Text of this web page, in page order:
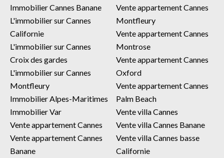
Immobilier Cannes Banane
L'immobilier sur Cannes
Californie
L'immobilier sur Cannes
Croix des gardes
L'immobilier sur Cannes
Montfleury
Immobilier Alpes-Maritimes
Immobilier Var
Vente appartement Cannes
Vente appartement Cannes
Banane
Vente appartement Cannes
Montfleury
Vente appartement Cannes
Montrose
Vente appartement Cannes
Oxford
Vente appartement Cannes
Palm Beach
Vente villa Cannes
Vente villa Cannes Banane
Vente villa Cannes basse
Californie